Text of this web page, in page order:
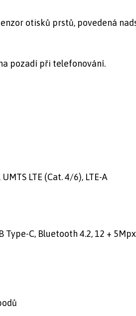
otisků prstů, povedená
pozadí při telefonování.
UMTS LTE (Cat. 4/6), LTE-A
Type-C, Bluetooth 4.2, 12 +